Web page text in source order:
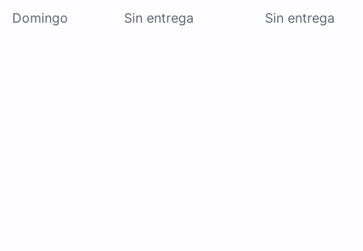
Domingo Sin entrega Sin entrega